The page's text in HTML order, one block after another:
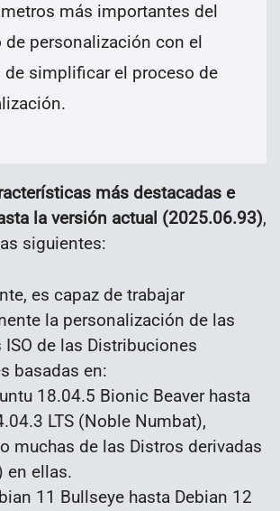
más importantes del
de personalización con el
de simplificar el proceso de
más destacadas e
la versión actual (2025.06.93),
siguientes:
es capaz de trabajar
la personalización de las
ISO de las Distribuciones
basadas en:
18.04.5 Bionic Beaver hasta
LTS (Noble Numbat),
muchas de las Distros derivadas
en ellas.
11 Bullseye hasta Debian 12